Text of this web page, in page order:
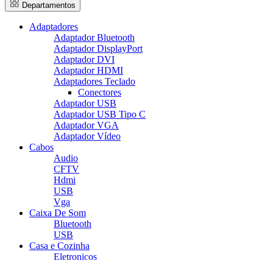
Departamentos
Adaptadores
Adaptador Bluetooth
Adaptador DisplayPort
Adaptador DVI
Adaptador HDMI
Adaptadores Teclado
Conectores
Adaptador USB
Adaptador USB Tipo C
Adaptador VGA
Adaptador Vídeo
Cabos
Audio
CFTV
Hdmi
USB
Vga
Caixa De Som
Bluetooth
USB
Casa e Cozinha
Eletronicos